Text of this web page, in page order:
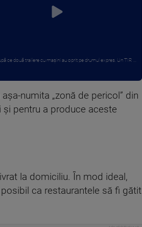
ce două trailere cu mașini au oprit pe drumul expres. Un TIR ...
numita „zonă de pericol” din
pentru a produce aceste
la domiciliu. În mod ideal,
ca restaurantele să fi gătit